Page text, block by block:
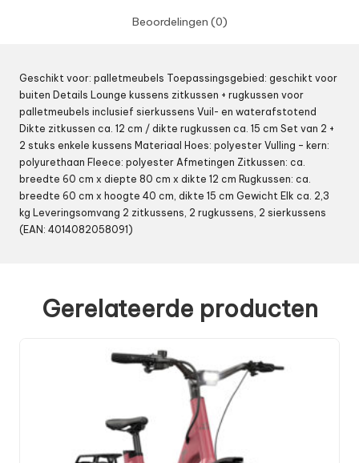
Beoordelingen (0)
Geschikt voor: palletmeubels Toepassingsgebied: geschikt voor
buiten Details Lounge kussens zitkussen + rugkussen voor
palletmeubels inclusief sierkussens Vuil- en waterafstotend
Dikte zitkussen ca. 12 cm / dikte rugkussen ca. 15 cm Set van 2 +
2 stuks enkele kussens Materiaal Hoes: polyester Vulling – kern:
polyurethaan Fleece: polyester Afmetingen Zitkussen: ca.
breedte 60 cm x diepte 80 cm x dikte 12 cm Rugkussen: ca.
breedte 60 cm x hoogte 40 cm, dikte 15 cm Gewicht Elk ca. 2,3
kg Leveringsomvang 2 zitkussens, 2 rugkussens, 2 sierkussens
(EAN: 4014082058091)
Gerelateerde producten